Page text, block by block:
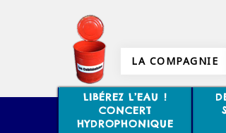
LA COMPAGNIE
LIBÉREZ L’EAU !
CONCERT
HYDROPHONIQUE